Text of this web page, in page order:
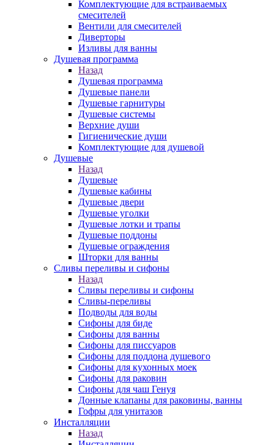
Комплектующие для встраиваемых
смесителей
Вентили для смесителей
Диверторы
Изливы для ванны
Душевая программа
Назад
Душевая программа
Душевые панели
Душевые гарнитуры
Душевые системы
Верхние души
Гигиенические души
Комплектующие для душевой
Душевые
Назад
Душевые
Душевые кабины
Душевые двери
Душевые уголки
Душевые лотки и трапы
Душевые поддоны
Душевые ограждения
Шторки для ванны
Сливы переливы и сифоны
Назад
Сливы переливы и сифоны
Сливы-переливы
Подводы для воды
Сифоны для биде
Сифоны для ванны
Сифоны для писсуаров
Сифоны для поддона душевого
Сифоны для кухонных моек
Сифоны для раковин
Сифоны для чаш Генуя
Донные клапаны для раковины, ванны
Гофры для унитазов
Инсталляции
Назад